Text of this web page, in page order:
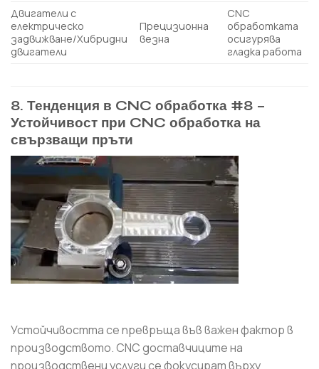
Двигатели с
електрическо
задвижване/Хибридни
двигатели
Прецизионна
везна
CNC
обработката
осигурява
гладка работа
8. Тенденция в CNC обработка #8 –
Устойчивост при CNC обработка на
свързващи пръти
Устойчивостта се превръща във важен фактор в
производството. CNC доставчиците на
производствени услуги се фокусират върху